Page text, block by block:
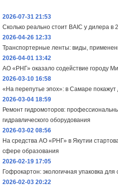
2026-07-31 21:53
Сколько реально стоит BAIC у дилера в
2026-04-26 12:33
Транспортерные ленты: виды,
2026-04-01 13:42
АО «РНГ» оказало содействие городу
2026-03-10 16:58
«На перепутье эпох»: в Самаре покажут
2026-03-04 18:59
Ремонт гидромоторов:
гидравлического оборудования
2026-03-02 08:56
На средства АО «РНГ» в Якутии
сфере образования
2026-02-19 17:05
Гофрокартон: экологичная упаковка
2026-02-03 20:22